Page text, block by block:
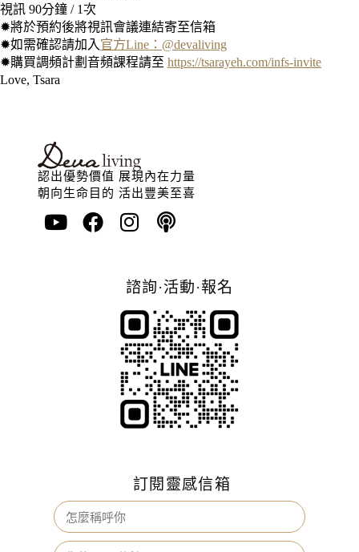
視訊 90分鐘 / 1次
✹將於預約後將視訊會議連結寄至信箱
✹如需確認請加入官方Line：@devaliving
✹購買調頻計劃音頻課程請至 https://tsarayeh.com/infs-invite
Love, Tsara
認出優勢價值 展現內在力量
朝向生命目的 活出豐美至喜
諮詢·活動·報名
訂閱靈感信箱